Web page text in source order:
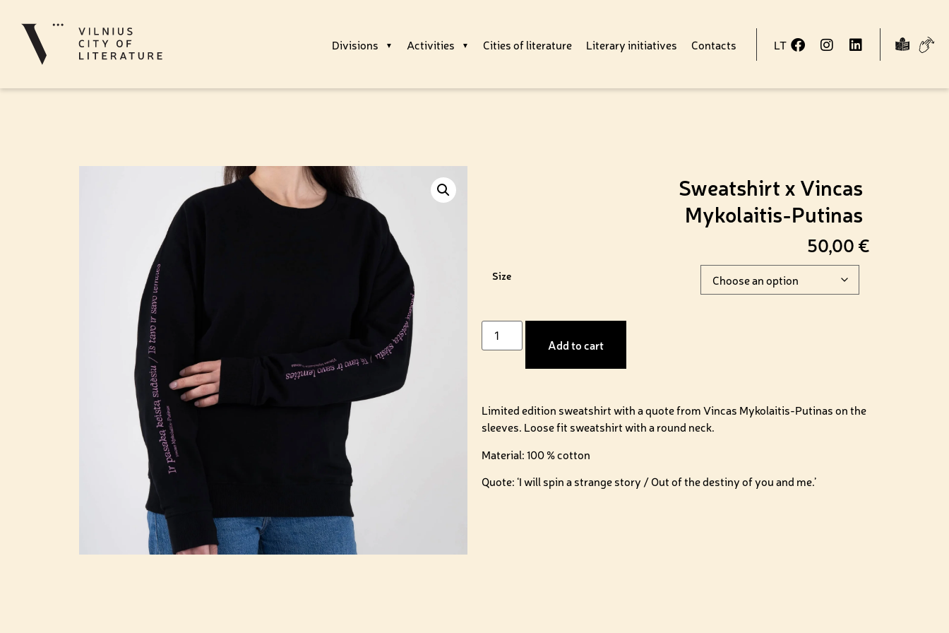
Divisions Activities Cities of literature Literary initiatives Contacts LT
Sweatshirt x Vincas
Mykolaitis-Putinas
50,00 €
Size
Add to cart
Limited edition sweatshirt with a quote from Vincas Mykolaitis-Putinas on the
sleeves. Loose fit sweatshirt with a round neck.
Material: 100 % cotton
Quote: ‘I will spin a strange story / Out of the destiny of you and me.’